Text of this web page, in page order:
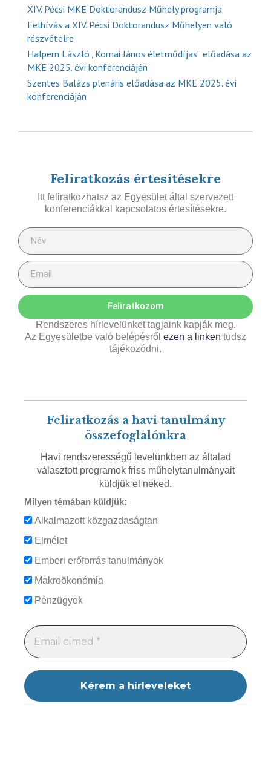
XIV. Pécsi MKE Doktorandusz Műhely programja
Felhívás a XIV. Pécsi Doktorandusz Műhelyen való
részvételre
Halpern László „Kornai János életműdíjas” előadása az
MKE 2025. évi konferenciáján
Szentes Balázs plenáris előadása az MKE 2025. évi
konferenciáján
Feliratkozás értesítésekre
Itt feliratkozhatsz az Egyesület által szervezett
konferenciákkal kapcsolatos értesítésekre.
Feliratkozom
Rendszeres hírlevelünket tagjaink kapják meg.
Az Egyesületbe való belépésről ezen a linken tudsz
tájékozódni.
Feliratkozás a havi tanulmány
összefoglalónkra
Havi rendszerességű levelünkben az általad
választott programok friss műhelytanulmányait
küldjük el neked.
Milyen témában küldjük:
Alkalmazott közgazdaságtan
Elmélet
Emberi erőforrás tanulmányok
Makroökonómia
Pénzügyek